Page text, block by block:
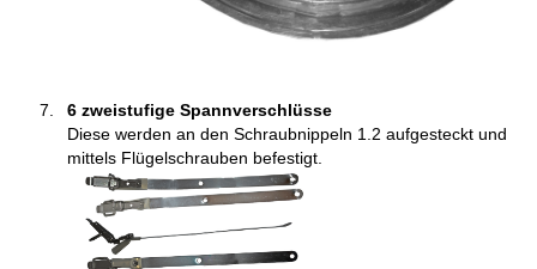
6zweistufige Spannverschlüsse
Diese werden an den Schraubnippeln 1.2 aufgesteckt und
mittels Flügelschrauben befestigt.